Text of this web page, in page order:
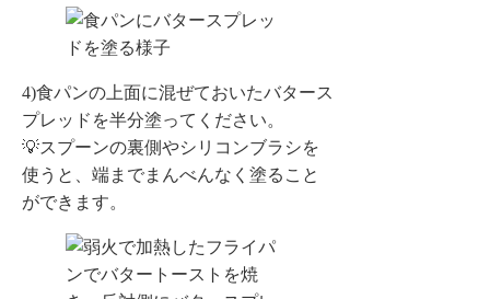
4)食パンの上面に混ぜておいたバタース
プレッドを半分塗ってください。
💡スプーンの裏側やシリコンブラシを
使うと、端までまんべんなく塗ること
ができます。